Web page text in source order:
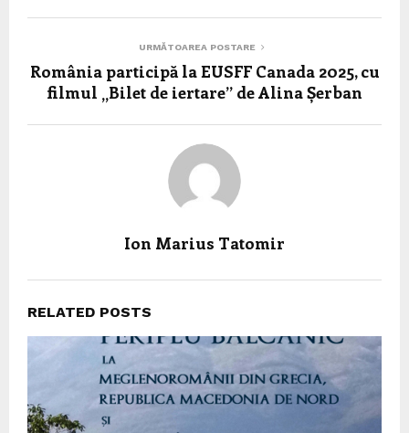
URMĂTOAREA POSTARE
România participă la EUSFF Canada 2025, cu
filmul „Bilet de iertare” de Alina Șerban
Ion Marius Tatomir
RELATED POSTS